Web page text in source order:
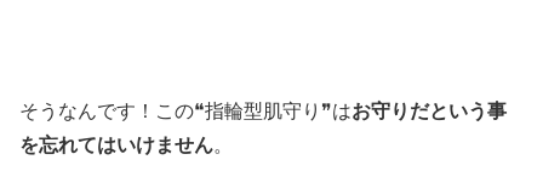
そうなんです！この❝指輪型肌守り❞はお守りだという事
を忘れてはいけません。